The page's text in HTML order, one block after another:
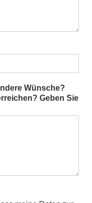
Wünsche?
Geben Sie